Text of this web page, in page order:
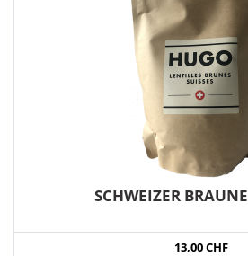
SCHWEIZER
13,00 CHF